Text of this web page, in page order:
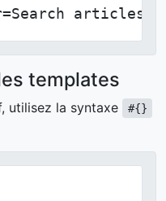
templates
utilisez la syntaxe #{}